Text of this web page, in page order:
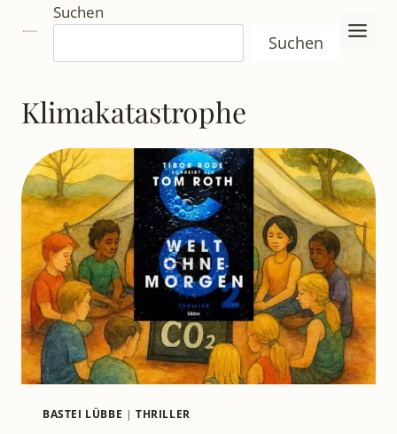
Inhalt
springen
Suchen
Suchen
Klimakatastrophe
BASTEI LÜBBE | THRILLER